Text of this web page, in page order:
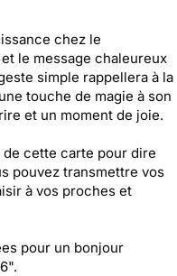
chez le
le message chaleureux
simple rappellera à la
touche de magie à son
et un moment de joie.
cette carte pour dire
pouvez transmettre vos
à vos proches et
pour un bonjour